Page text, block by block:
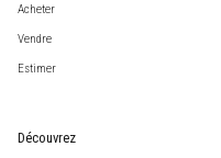
Acheter
Vendre
Estimer
Découvrez